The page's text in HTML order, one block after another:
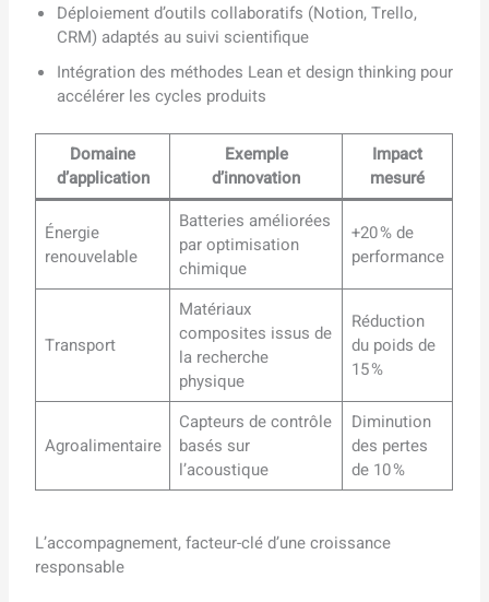
Déploiement d’outils collaboratifs (Notion, Trello,
CRM) adaptés au suivi scientifique
Intégration des méthodes Lean et design thinking pour
accélérer les cycles produits
Domaine
d’application
Exemple
d’innovation
Impact
mesuré
Énergie
renouvelable
Batteries améliorées
par optimisation
chimique
+20 % de
performance
Transport
Matériaux
composites issus de
la recherche
physique
Réduction
du poids de
15 %
Agroalimentaire
Capteurs de contrôle
basés sur
l’acoustique
Diminution
des pertes
de 10 %
L’accompagnement, facteur-clé d’une croissance
responsable